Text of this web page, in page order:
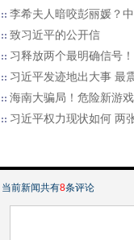
李希夫人暗咬彭丽媛？
致习近平的公开信
习释放两个最明确信号
习近平发迹地出大事 最
海南大骗局！危险新游
习近平权力现状如何 两
当前新闻共有8条评论